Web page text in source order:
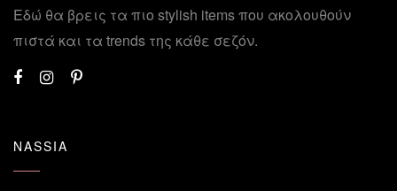
Εδώ θα βρεις τα πιο stylish items που ακολουθούν
πιστά και τα trends της κάθε σεζόν.
NASSIA